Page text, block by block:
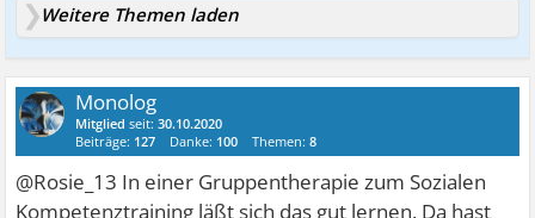
Weitere Themen laden
Monolog
Mitglied seit:30.10.2020
Beiträge: 127 Danke: 100 Themen:8
@Rosie_13 In einer Gruppentherapie zum Sozialen
Kompetenztraining läßt sich das gut lernen. Da hast